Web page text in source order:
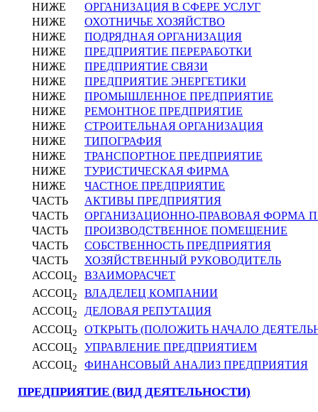
НИЖЕ
ОРГАНИЗАЦИЯ В СФЕРЕ УСЛУГ
НИЖЕ
ОХОТНИЧЬЕ ХОЗЯЙСТВО
НИЖЕ
ПОДРЯДНАЯ ОРГАНИЗАЦИЯ
НИЖЕ
ПРЕДПРИЯТИЕ ПЕРЕРАБОТКИ
НИЖЕ
ПРЕДПРИЯТИЕ СВЯЗИ
НИЖЕ
ПРЕДПРИЯТИЕ ЭНЕРГЕТИКИ
НИЖЕ
ПРОМЫШЛЕННОЕ ПРЕДПРИЯТИЕ
НИЖЕ
РЕМОНТНОЕ ПРЕДПРИЯТИЕ
НИЖЕ
СТРОИТЕЛЬНАЯ ОРГАНИЗАЦИЯ
НИЖЕ
ТИПОГРАФИЯ
НИЖЕ
ТРАНСПОРТНОЕ ПРЕДПРИЯТИЕ
НИЖЕ
ТУРИСТИЧЕСКАЯ ФИРМА
НИЖЕ
ЧАСТНОЕ ПРЕДПРИЯТИЕ
ЧАСТЬ
АКТИВЫ ПРЕДПРИЯТИЯ
ЧАСТЬ
ОРГАНИЗАЦИОННО-ПРАВОВАЯ ФОРМА
ЧАСТЬ
ПРОИЗВОДСТВЕННОЕ ПОМЕЩЕНИЕ
ЧАСТЬ
СОБСТВЕННОСТЬ ПРЕДПРИЯТИЯ
ЧАСТЬ
ХОЗЯЙСТВЕННЫЙ РУКОВОДИТЕЛЬ
АССОЦ2
ВЗАИМОРАСЧЕТ
АССОЦ2
ВЛАДЕЛЕЦ КОМПАНИИ
АССОЦ2
ДЕЛОВАЯ РЕПУТАЦИЯ
АССОЦ2
ОТКРЫТЬ (ПОЛОЖИТЬ НАЧАЛО
АССОЦ2
УПРАВЛЕНИЕ ПРЕДПРИЯТИЕМ
АССОЦ2 ФИНАНСОВЫЙ АНАЛИЗ ПРЕДПРИЯТИЯ
ПРЕДПРИЯТИЕ (ВИД ДЕЯТЕЛЬНОСТИ)